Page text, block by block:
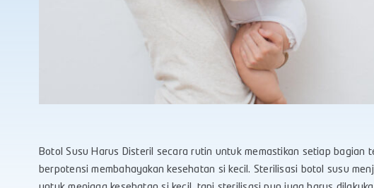
Botol Susu Harus Disteril secara rutin untuk memastikan setiap bagian
berpotensi membahayakan kesehatan si kecil. Sterilisasi botol susu